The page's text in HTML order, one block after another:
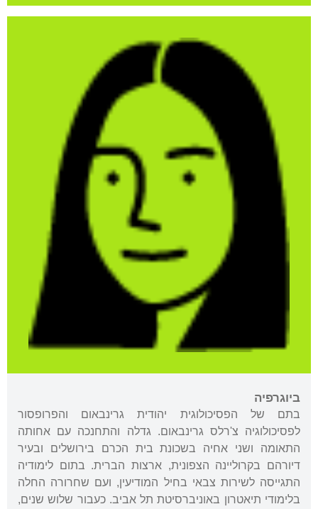
ביוגרפיה
בתם של הפסיכולוגית יהודית גרינבאום והפרופסור
לפסיכולוגיה צ'רלס גרינבאום. גדלה והתחנכה עם אחותה
התאומה ושני אחיה בשכונת בית הכרם בירושלים ובעיר
דיורהם בקרוליינה הצפונית, ארצות הברית. בתום לימודיה
התגייסה לשירות צבאי בחיל המודיעין, ועם שחרורה החלה
בלימודי תיאטרון באוניברסיטת תל אביב. כעבור שלוש שנים,